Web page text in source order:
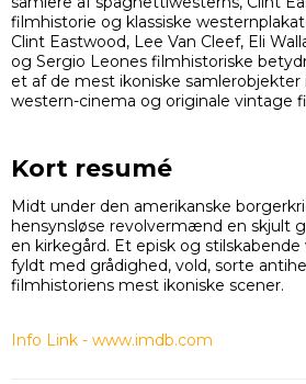
filmhistorie og klassiske
Clint Eastwood, Lee Van Cleef, Eli
og Sergio Leones filmhistoriske
et af de mest ikoniske samlerobjekter
western-cinema og originale vintage
Kort resumé
Midt under den amerikanske
hensynsløse revolvermænd en skjult
en kirkegård. Et episk og
fyldt med grådighed, vold, sorte
filmhistoriens mest ikoniske scener.
Info Link - www.imdb.com